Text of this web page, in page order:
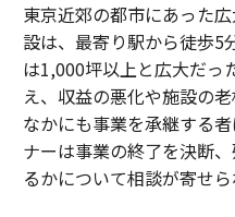
東京近郊の都市にあった
設は、最寄り駅から徒歩5
は1,000坪以上と広大だっ
え、収益の悪化や施設の
なかにも事業を承継する
ナーは事業の終了を決断
るかについて相談が寄せら